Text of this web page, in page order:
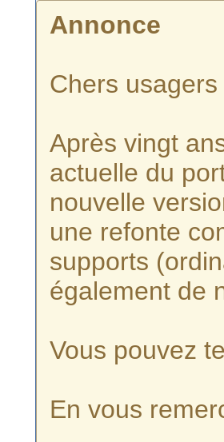
Annonce
Chers
Après vingt
actuelle du
nouvelle
une refonte
supports
également de
Vous pouvez
En vous